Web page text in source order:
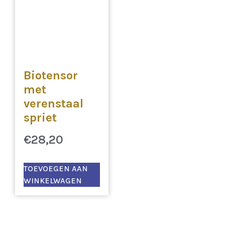
Biotensor
met
verenstaal
spriet
€28,20
TOEVOEGEN AAN
WINKELWAGEN